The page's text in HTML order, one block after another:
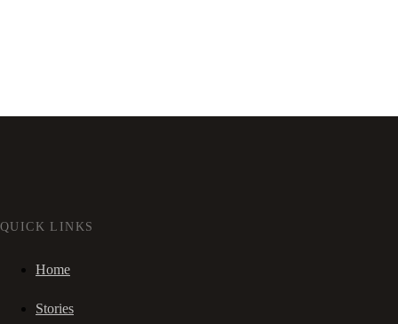
QUICK LINKS
Home
Stories